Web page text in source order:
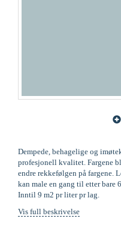
Dempede, behagelige og
profesjonell kvalitet. Fargene
endre rekkefølgen på fargene.
kan male en gang til etter bare
Inntil 9 m2 pr liter pr lag.
Vis full beskrivelse